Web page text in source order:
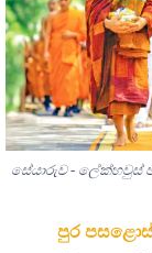
සේයාරුව - ලේක්හවුස්
පුර